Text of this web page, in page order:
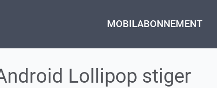
MOBILABONNEMENT
Lollipop stiger